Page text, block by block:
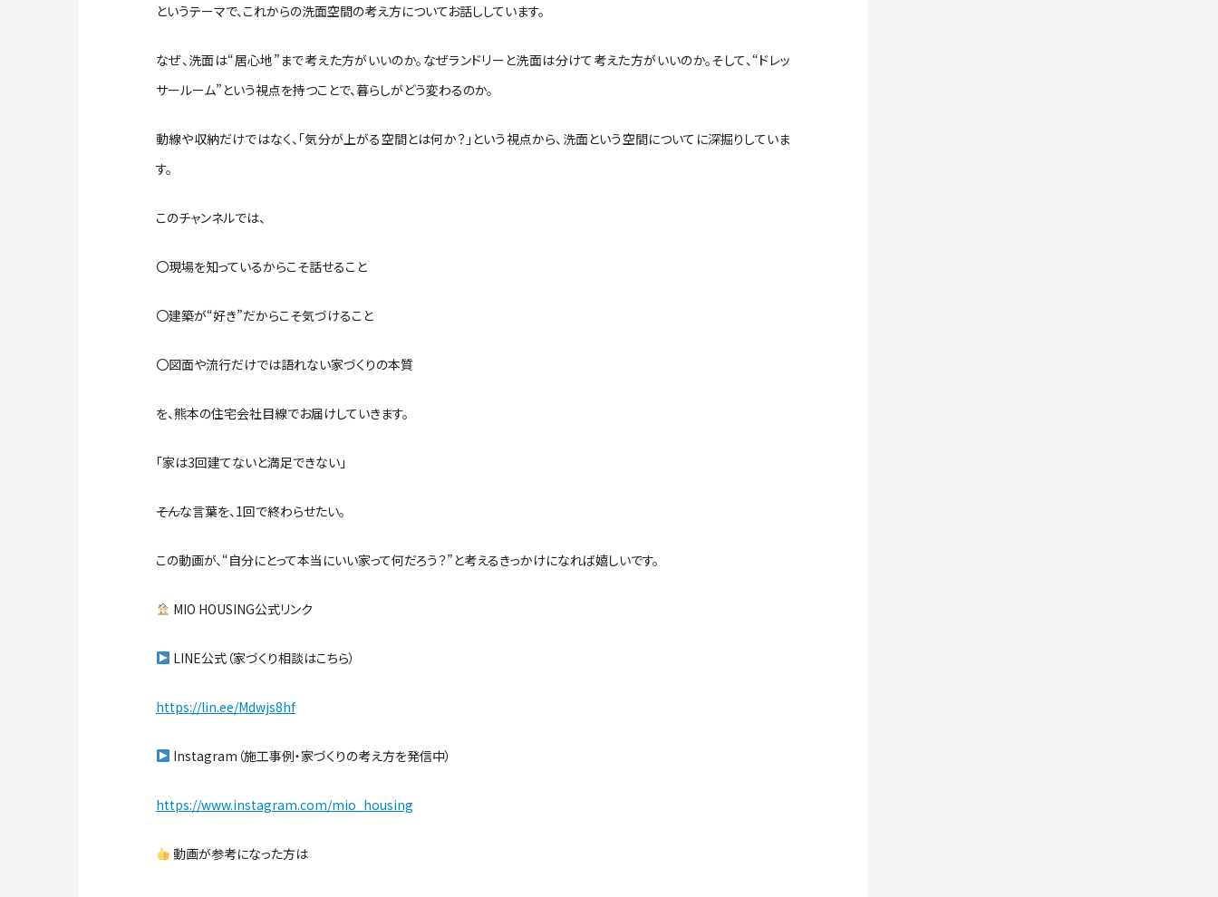
というテーマで、これからの洗面空間の考え方についてお話ししています。
なぜ、洗面は“居心地”まで考えた方がいいのか。なぜランドリーと洗面は分けて考えた方がいいのか。そして、“ドレッ
サールーム”という視点を持つことで、暮らしがどう変わるのか。
動線や収納だけではなく、「気分が上がる空間とは何か？」という視点から、洗面という空間についてに深掘りしていま
す。
このチャンネルでは、
〇現場を知っているからこそ話せること
〇建築が“好き”だからこそ気づけること
〇図面や流行だけでは語れない家づくりの本質
を、熊本の住宅会社目線でお届けしていきます。
「家は3回建てないと満足できない」
――そんな言葉を、1回で終わらせたい。
この動画が、“自分にとって本当にいい家って何だろう？”と考えるきっかけになれば嬉しいです。
MIO HOUSING公式リンク
LINE公式（家づくり相談はこちら）
https://lin.ee/Mdwjs8hf
Instagram（施工事例・家づくりの考え方を発信中）
https://www.instagram.com/mio_housing
動画が参考になった方は